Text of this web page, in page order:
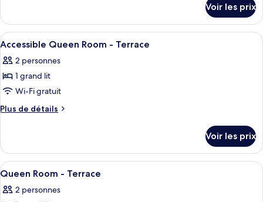
chambre :
Accessible
Queen
Room
-
Courtyard
le
type
de
Accessible
Queen
Courtyard
Voir les prix
Afficher
toutes
les
photos
pour
ce
chambre :
Accessible
Queen
Room
Une chambre d’hôtel avec un
12
Accessible Queen Room - Terrace
2 personnes
1 grand lit
Wi-Fi gratuit
Plus de détails
Plus
le
type
de
Accessible
Voir les prix
Afficher
toutes
les
Une chambre d’hôtel avec un grand
18
Queen Room - Terrace
2 personnes